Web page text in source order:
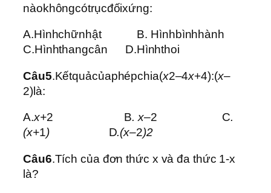
nàokhôngcótrụcđốixứng:
A.Hìnhchữnhật B. Hìnhbìnhhành
C.Hìnhthangcân D.Hìnhthoi
Câu5.Kếtquảcủaphépchia(x2–4x+4):(x–
2)là:
A.x+2 B. x–2 C.
(x+1) D.(x–2)2
Câu6.Tích của đơn thức x và đa thức 1-x
là?